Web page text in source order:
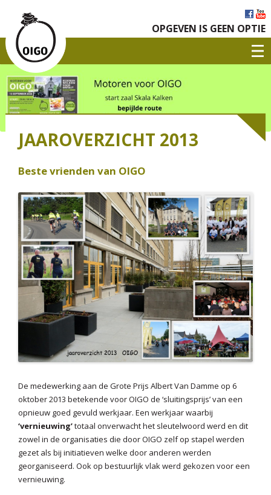
OPGEVEN IS GEEN OPTIE
JAAROVERZICHT 2013
Beste vrienden van OIGO
De medewerking aan de Grote Prijs Albert Van Damme op 6
oktober 2013 betekende voor OIGO de ‘sluitingsprijs’ van een
opnieuw goed gevuld werkjaar. Een werkjaar waarbij
‘vernieuwing’totaal onverwacht het sleutelwoord werd en dit
zowel in de organisaties die door OIGO zelf op stapel werden
gezet als bij initiatieven welke door anderen werden
georganiseerd. Ook op bestuurlijk vlak werd gekozen voor een
vernieuwing.